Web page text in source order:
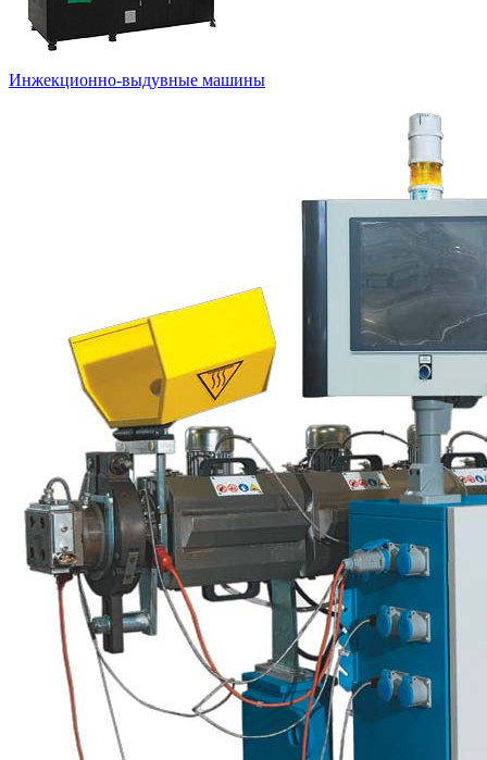
Инжекционно-выдувные машины